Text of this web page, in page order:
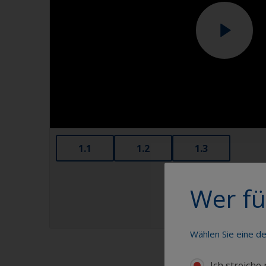
1.1 1.2 1.3
Wer
Wählen Sie eine